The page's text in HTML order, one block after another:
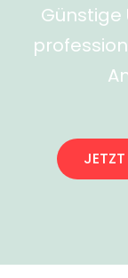
Günstige